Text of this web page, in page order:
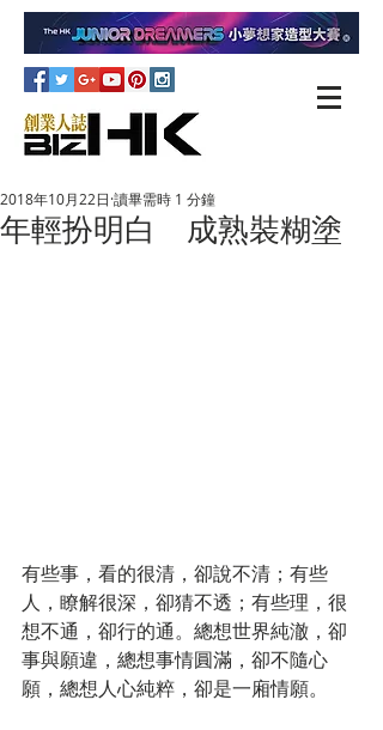
年輕扮明白 成熟裝糊塗
2018年10月22日 讀畢需時 1 分鐘
有些事，看的很清，卻說不清；有些
人，瞭解很深，卻猜不透；有些理，很
想不通，卻行的通。總想世界純澈，卻
事與願違，總想事情圓滿，卻不隨心
願，總想人心純粹，卻是一廂情願。